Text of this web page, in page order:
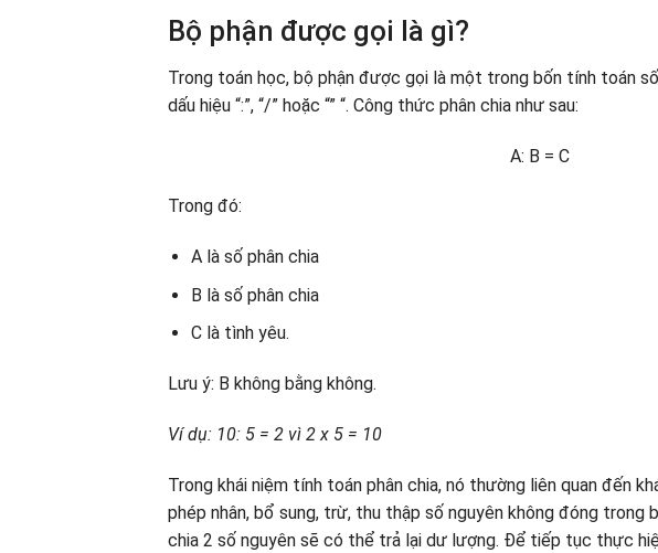
Việc thực hành và thực hành thường rất quan trọng
Tóm tắt một số bài tập phân chia để trẻ thực hành
Kết luận
Bộ phận được gọi là gì?
Trong toán học, bộ phận được gọi là một trong bốn tính toán
dấu hiệu “:”, “/” hoặc “” “. Công thức phân chia như sau:
A: B = C
Trong đó:
A là số phân chia
B là số phân chia
C là tình yêu.
Lưu ý: B không bằng không.
Ví dụ: 10: 5 = 2 vì 2 x 5 = 10
Trong khái niệm tính toán phân chia, nó thường liên quan đến
phép nhân, bổ sung, trừ, thu thập số nguyên không đóng trong
chia 2 số nguyên sẽ có thể trả lại dư lượng. Để tiếp tục thực